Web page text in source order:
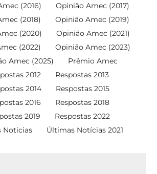
(2016)
Opinião Amec (2017)
(2018)
Opinião Amec (2019)
(2020)
Opinião Amec (2021)
(2022)
Opinião Amec (2023)
Amec (2025)
Prêmio Amec
2012
Respostas 2013
2014
Respostas 2015
2016
Respostas 2018
2019
Respostas 2022
Noticias
Últimas Notícias 2021